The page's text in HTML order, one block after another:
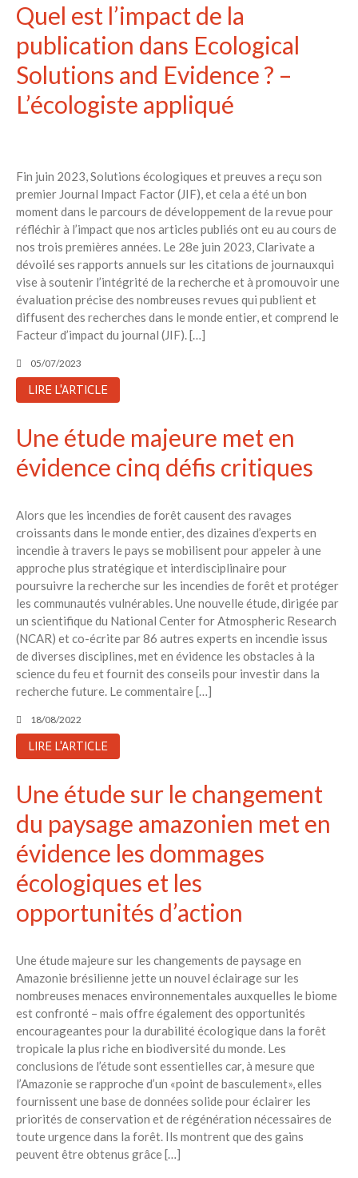
Quel est l’impact de la
publication dans Ecological
Solutions and Evidence ? –
L’écologiste appliqué
Fin juin 2023, Solutions écologiques et preuves a reçu son
premier Journal Impact Factor (JIF), et cela a été un bon
moment dans le parcours de développement de la revue pour
réfléchir à l’impact que nos articles publiés ont eu au cours de
nos trois premières années. Le 28e juin 2023, Clarivate a
dévoilé ses rapports annuels sur les citations de journauxqui
vise à soutenir l’intégrité de la recherche et à promouvoir une
évaluation précise des nombreuses revues qui publient et
diffusent des recherches dans le monde entier, et comprend le
Facteur d’impact du journal (JIF). […]
05/07/2023
LIRE L'ARTICLE
Une étude majeure met en
évidence cinq défis critiques
Alors que les incendies de forêt causent des ravages
croissants dans le monde entier, des dizaines d’experts en
incendie à travers le pays se mobilisent pour appeler à une
approche plus stratégique et interdisciplinaire pour
poursuivre la recherche sur les incendies de forêt et protéger
les communautés vulnérables. Une nouvelle étude, dirigée par
un scientifique du National Center for Atmospheric Research
(NCAR) et co-écrite par 86 autres experts en incendie issus
de diverses disciplines, met en évidence les obstacles à la
science du feu et fournit des conseils pour investir dans la
recherche future. Le commentaire […]
18/08/2022
LIRE L'ARTICLE
Une étude sur le changement
du paysage amazonien met en
évidence les dommages
écologiques et les
opportunités d’action
Une étude majeure sur les changements de paysage en
Amazonie brésilienne jette un nouvel éclairage sur les
nombreuses menaces environnementales auxquelles le biome
est confronté – mais offre également des opportunités
encourageantes pour la durabilité écologique dans la forêt
tropicale la plus riche en biodiversité du monde. Les
conclusions de l’étude sont essentielles car, à mesure que
l’Amazonie se rapproche d’un «point de basculement», elles
fournissent une base de données solide pour éclairer les
priorités de conservation et de régénération nécessaires de
toute urgence dans la forêt. Ils montrent que des gains
peuvent être obtenus grâce […]